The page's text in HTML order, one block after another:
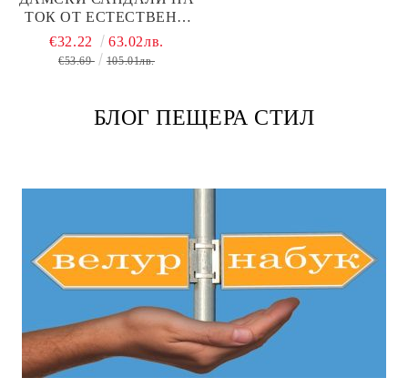
ТОК ОТ ЕСТЕСТВЕНА
КОЖА В БИСКВИТЕН
ЦВЯТ– МОДЕЛ WOVEN
€32.22 63.02лв.
€53.69 105.01лв.
БЛОГ ПЕЩЕРА СТИЛ